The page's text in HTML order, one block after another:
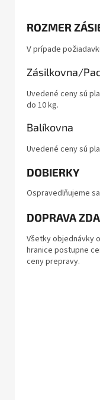
ROZMER
V prípade
Zásilkovna/
Uvedené ceny sú
do 10 kg.
Balíkovna
Uvedené ceny sú
DOBIERKY
Ospravedlňujeme
DOPRAVA
Všetky objednávky
hranice postupne
ceny prepravy.